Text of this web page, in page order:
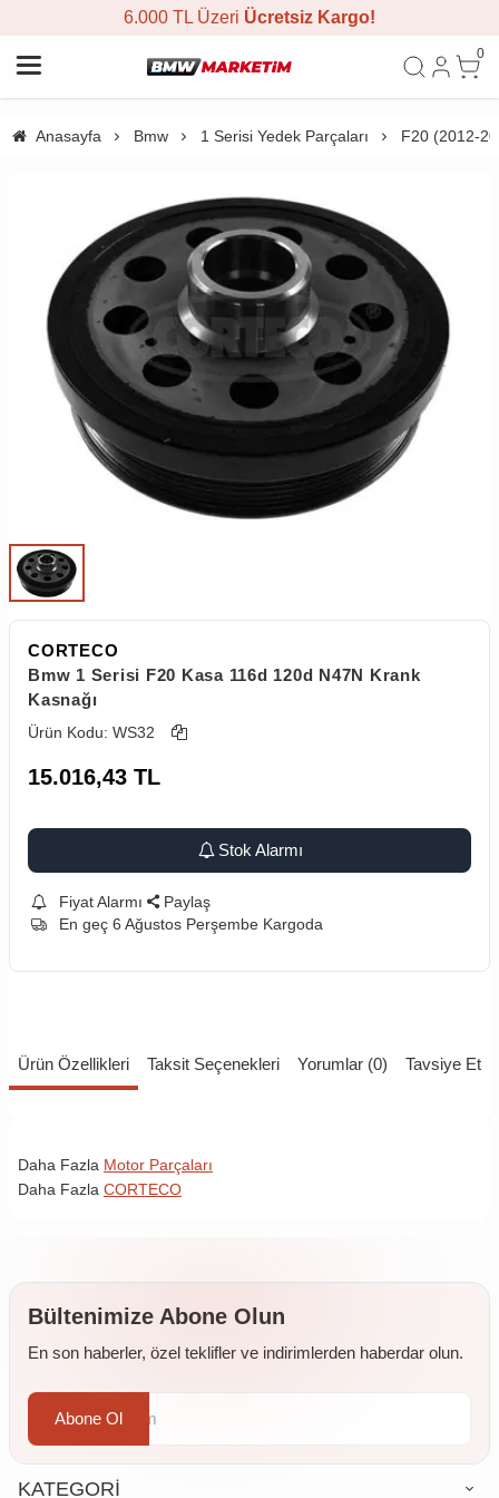
6.000 TL Üzeri Ücretsiz Kargo!
0
Anasayfa Bmw 1 Serisi Yedek Parçaları F20 (2012-
CORTECO
Bmw 1 Serisi F20 Kasa 116d 120d N47N Krank
Kasnağı
Ürün Kodu: WS32
15.016,43 TL
Stok Alarmı
Fiyat Alarmı
Paylaş
En geç 6 Ağustos Perşembe Kargoda
Ürün Özellikleri Taksit Seçenekleri Yorumlar (0) Tavsiye Et
Daha Fazla Motor Parçaları
Daha Fazla CORTECO
Bültenimize Abone Olun
En son haberler, özel teklifler ve indirimlerden haberdar olun.
Abone Ol
KATEGORİ